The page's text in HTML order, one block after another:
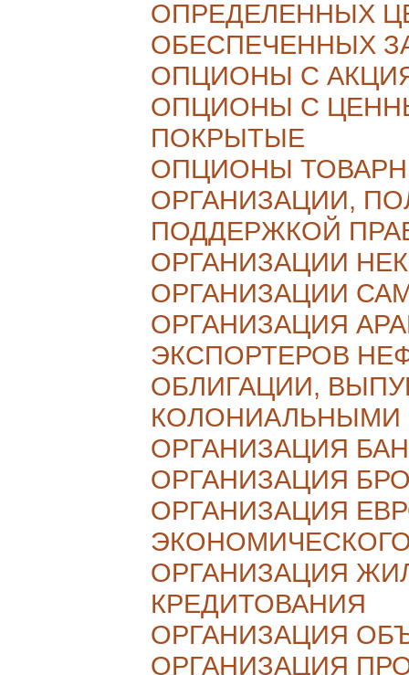
ОПРЕДЕЛЕННЫХ
ОБЕСПЕЧЕННЫХ
ОПЦИОНЫ С
ОПЦИОНЫ С
ПОКРЫТЫЕ
ОПЦИОНЫ
ОРГАНИЗАЦИИ,
ПОДДЕРЖКОЙ
ОРГАНИЗАЦИИ
ОРГАНИЗАЦИИ
ОРГАНИЗАЦИЯ
ЭКСПОРТЕРОВ
ОБЛИГАЦИИ,
КОЛОНИАЛЬНЫМИ
ОРГАНИЗАЦИЯ
ОРГАНИЗАЦИЯ
ОРГАНИЗАЦИЯ
ОРГАНИЗАЦИЯ
КРЕДИТОВАНИЯ
ОРГАНИЗАЦИЯ
ОРГАНИЗАЦИЯ